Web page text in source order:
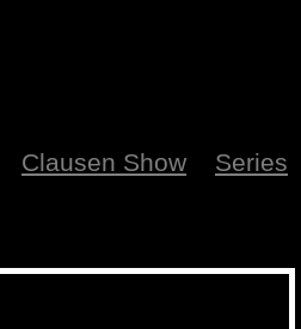
Clausen Show Series